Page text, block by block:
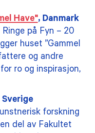
Have", Danmark
på Fyn – 20
huset ”Gammel
og andre
ro og inspirasjon,
Sverige
forskning
del av Fakultet